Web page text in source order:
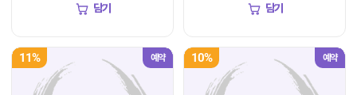
담기 담기
11% 예약 10% 예약